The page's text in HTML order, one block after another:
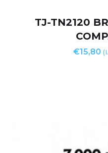
TJ-TN2120
€15,80